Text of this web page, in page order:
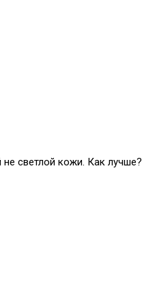
светлой кожи. Как лучше?